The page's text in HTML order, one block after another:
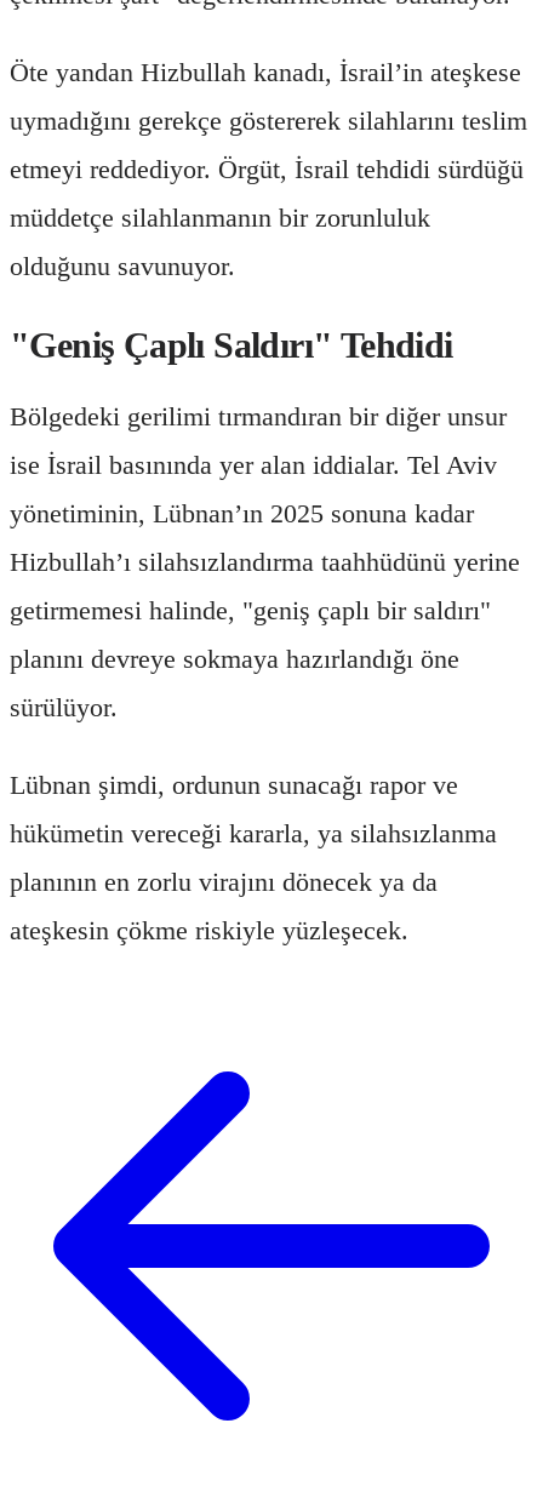
Öte yandan Hizbullah kanadı, İsrail’in ateşkese
uymadığını gerekçe göstererek silahlarını teslim
etmeyi reddediyor. Örgüt, İsrail tehdidi sürdüğü
müddetçe silahlanmanın bir zorunluluk
olduğunu savunuyor.
"Geniş Çaplı Saldırı" Tehdidi
Bölgedeki gerilimi tırmandıran bir diğer unsur
ise İsrail basınında yer alan iddialar. Tel Aviv
yönetiminin, Lübnan’ın 2025 sonuna kadar
Hizbullah’ı silahsızlandırma taahhüdünü yerine
getirmemesi halinde, "geniş çaplı bir saldırı"
planını devreye sokmaya hazırlandığı öne
sürülüyor.
Lübnan şimdi, ordunun sunacağı rapor ve
hükümetin vereceği kararla, ya silahsızlanma
planının en zorlu virajını dönecek ya da
ateşkesin çökme riskiyle yüzleşecek.